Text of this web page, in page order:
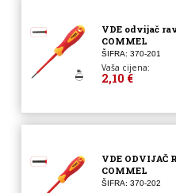
VDE odvijač
COMMEL
ŠIFRA: 370-201
Vaša cijena:
2,10 €
VDE ODVIJAČ
COMMEL
ŠIFRA: 370-202